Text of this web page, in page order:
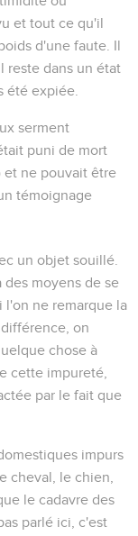
et tout ce qu'il
d'une faute. Il
reste dans un état
été expiée.
serment
puni de mort
et ne pouvait être
témoignage
un objet souillé.
moyens de se
l'on ne remarque la
on
chose à
cette impureté,
par le fait que
impurs
cheval, le chien,
le cadavre des
parlé ici, c'est